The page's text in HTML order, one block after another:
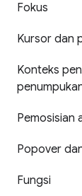
Fokus
Kursor dan
Konteks
Pemosisian
Popover
Fungsi